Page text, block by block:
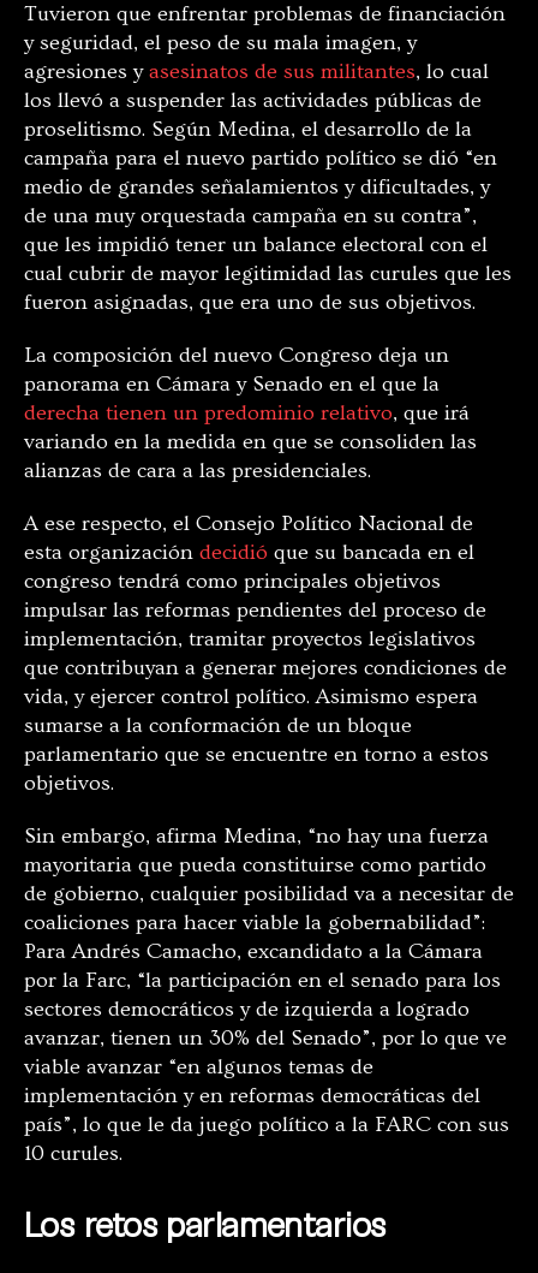
Tuvieron que enfrentar problemas de financiación
y seguridad, el peso de su mala imagen, y
agresiones yasesinatos de sus militantes, lo cual
los llevó a suspender las actividades públicas de
proselitismo. Según Medina, el desarrollo de la
campaña para el nuevo partido político se dió “en
medio de grandes señalamientos y dificultades, y
de una muy orquestada campaña en su contra”,
que les impidió tener un balance electoral con el
cual cubrir de mayor legitimidad las curules que les
fueron asignadas, que era uno de sus objetivos.
La composición del nuevo Congreso deja un
panorama en Cámara y Senado en el que la
derecha tienen un predominio relativo, que irá
variando en la medida en que se consoliden las
alianzas de cara a las presidenciales.
A ese respecto, el Consejo Político Nacional de
esta organización decidió que su bancada en el
congreso tendrá como principales objetivos
impulsar las reformas pendientes del proceso de
implementación, tramitar proyectos legislativos
que contribuyan a generar mejores condiciones de
vida, y ejercer control político. Asimismo espera
sumarse a la conformación de un bloque
parlamentario que se encuentre en torno a estos
objetivos.
Sin embargo, afirma Medina, “no hay una fuerza
mayoritaria que pueda constituirse como partido
de gobierno, cualquier posibilidad va a necesitar de
coaliciones para hacer viable la gobernabilidad”:
Para Andrés Camacho, excandidato a la Cámara
por la Farc, “la participación en el senado para los
sectores democráticos y de izquierda a logrado
avanzar, tienen un 30% del Senado”, por lo que ve
viable avanzar “en algunos temas de
implementación y en reformas democráticas del
país”, lo que le da juego político a la FARC con sus
10 curules.
Los retos parlamentarios